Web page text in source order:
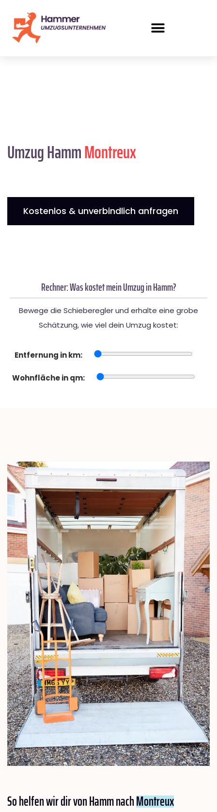
Umzug HammMontreux
Kostenlos & unverbindlich anfragen
Rechner: Was kostet mein Umzug in Hamm?
Bewege die Schieberegler und erhalte eine grobe
Schätzung, wie viel dein Umzug kostet:
Entfernung in km:
Wohnfläche in qm:
So helfen wir dir von Hamm nachMontreux